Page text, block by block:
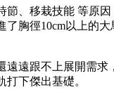
節、移栽技能 等原
了胸徑10cm以上的
遠遠跟不上展開需
下傑出基礎。